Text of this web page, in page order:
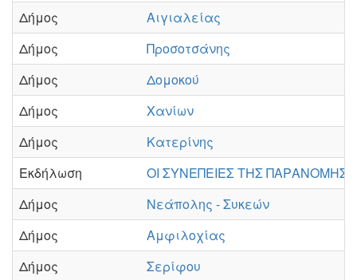
Δήμος
Αιγιαλείας
Δήμος
Προσοτσάνης
Δήμος
Δομοκού
Δήμος
Χανίων
Δήμος
Κατερίνης
Εκδήλωση
ΟΙ ΣΥΝΕΠΕΙΕΣ ΤΗΣ
Δήμος
Νεάπολης - Συκεών
Δήμος
Αμφιλοχίας
Δήμος
Σερίφου